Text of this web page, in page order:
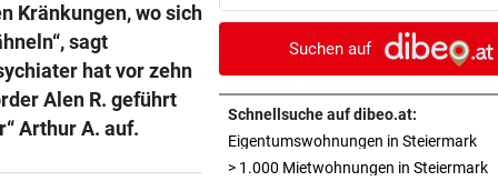
Kränkungen, wo sich
sagt
hat vor zehn
Alen R. geführt
Arthur A. auf.
Evakuierte dürfen zurück
SOMMERCUP 2026 LIVE: vor 30
Hard um Platz drei – Kiel
Luzern im Finale!
HERZOG & CO. IN AKTION vor 40
Suchen auf
Schnellsuche auf dibeo.at:
Eigentumswohnungen in Steiermarkin
> 1.000 Mietwohnungen in Steiermark